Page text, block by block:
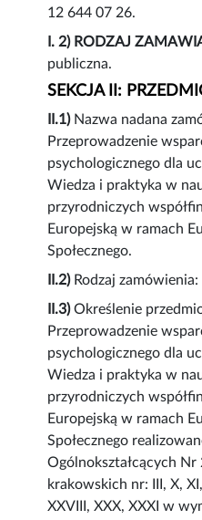
12 644 07 26.
I. 2) RODZAJ
publiczna.
SEKCJA II:
II.1)Nazwa nadana
Przeprowadzenie
psychologicznego dla
Wiedza i praktyka w
przyrodniczych
Europejską w ramach
Społecznego.
II.2)Rodzaj zamówienia:
II.3)Określenie
Przeprowadzenie
psychologicznego dla
Wiedza i praktyka w
przyrodniczych
Europejską w ramach
Społecznego
Ogólnokształcących
krakowskich nr: III, X,
XXVIII, XXX, XXXI w